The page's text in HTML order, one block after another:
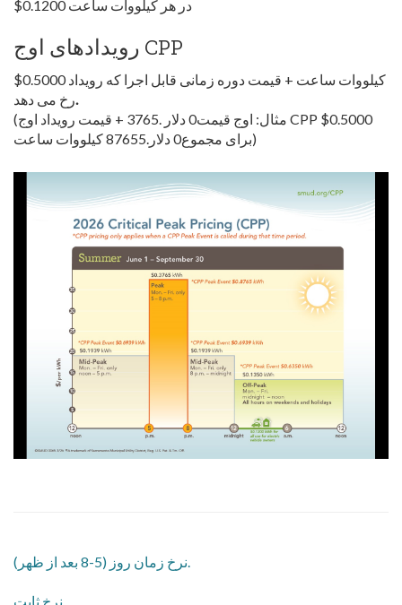
$0.1200 در هر کیلووات ساعت
رویدادهای اوج CPP
$0.5000 کیلووات ساعت + قیمت دوره زمانی قابل اجرا که رویداد
رخ می دهد.
(مثال: اوج قیمت0 دلار .3765 + قیمت رویداد اوج CPP $0.5000
برای مجموع0 دلار.87655 کیلووات ساعت)
نرخ ثابت